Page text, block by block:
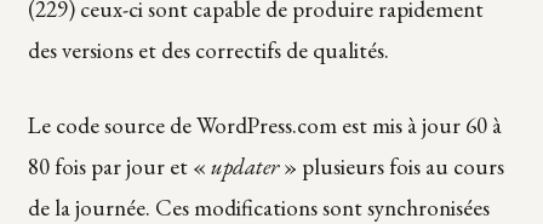
(229) ceux-ci sont capable de produire rapidement
des versions et des correctifs de qualités.
Le code source de WordPress.com est mis à jour 60 à
80 fois par jour et « updater» plusieurs fois au cours
de la journée. Ces modifications sont synchronisées